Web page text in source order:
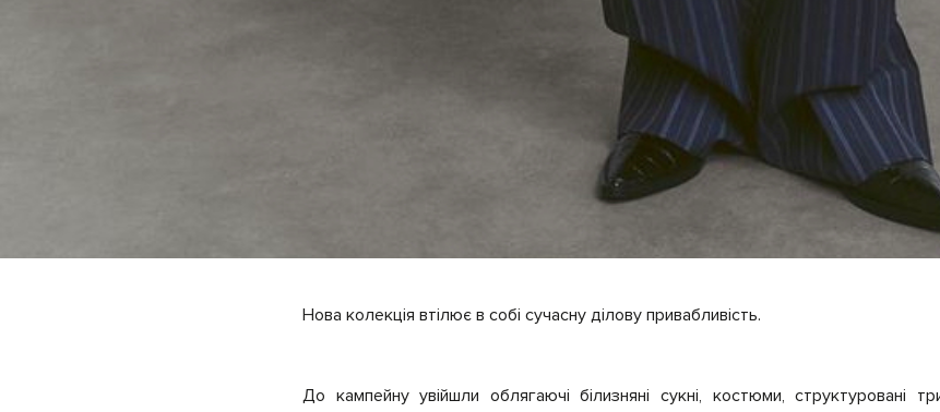
Нова колекція втілює в собі сучасну ділову привабливість.
До кампейну увійшли облягаючі білизняні сукні, костюми, структуровані